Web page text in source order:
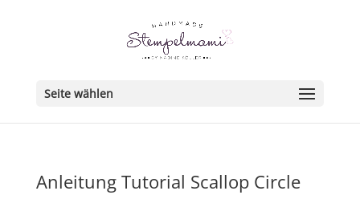
Seite wählen
Anleitung Tutorial Scallop Circle